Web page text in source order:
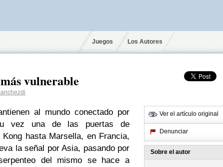
Juegos Los Autores
vulnerable
al mundo conectado por
vez una de las puertas de
hasta Marsella, en Francia,
la señal por Asia, pasando por
del mismo se hace a
Ver el artículo original
Denunciar
Sobre el autor